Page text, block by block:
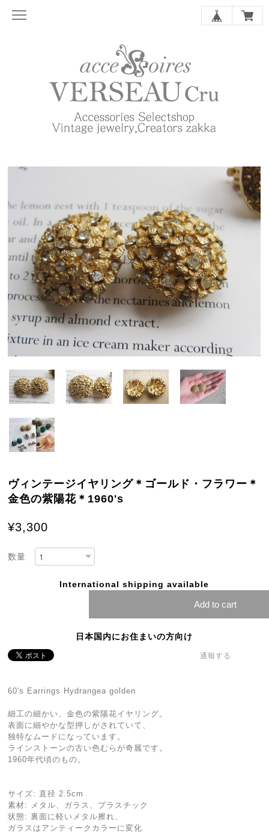
ヴィンテージイヤリング＊ゴールド・フラワー＊
金色の紫陽花＊1960's
¥3,300
数量
International shipping available
Add to cart
日本国内にお住まいの方向け
通報する
60's Earrings Hydrangea golden
細工の細かい、金色の紫陽花イヤリング。
表面に細やかな型押しがされていて、
独特なムードになっています。
ラインストーンの古い色むらが奇麗です。
1960年代頃のもの。
サイズ: 直径 2.5cm
素材: メタル、ガラス、プラスチック
状態: 裏面に軽いメタル擦れ、
ガラスはアンティークカラーに変化